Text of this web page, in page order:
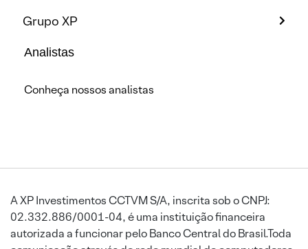
Grupo XP
Analistas
Conheça nossos analistas
A XP Investimentos CCTVM S/A, inscrita sob o CNPJ:
02.332.886/0001-04, é uma instituição financeira
autorizada a funcionar pelo Banco Central do Brasil.Toda